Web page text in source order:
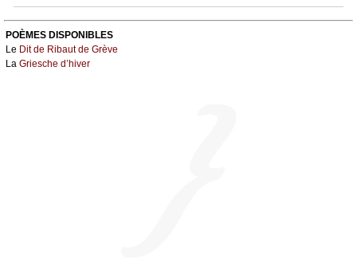
POÈMES DISPONIBLES
Le Dit de Ribaut de Grève
La Griesche d’hiver